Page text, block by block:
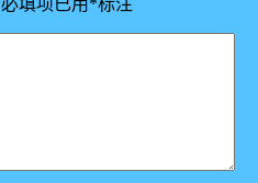
必填项已用 *标注